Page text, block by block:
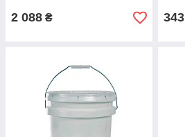
2 088 ₴ 343